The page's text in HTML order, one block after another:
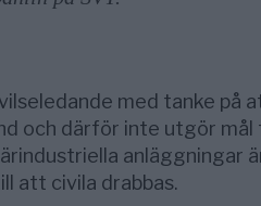
med tanke på
och därför inte utgör mål
anläggningar
att civila drabbas.